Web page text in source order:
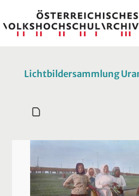
Lichtbildersammlung